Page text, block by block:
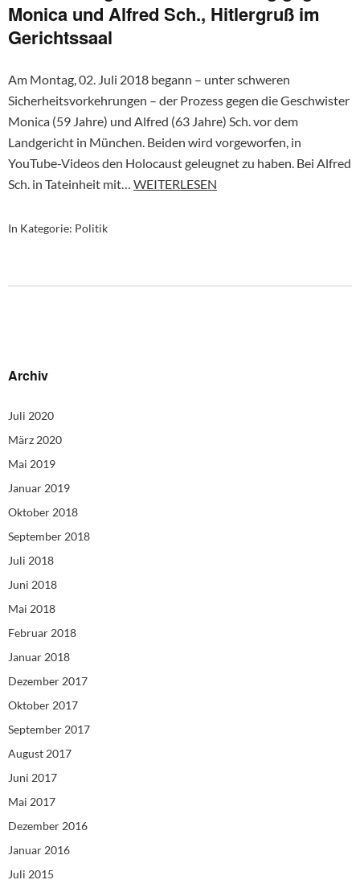
Monica und Alfred Sch., Hitlergruß im
Gerichtssaal
Am Montag, 02. Juli 2018 begann – unter schweren
Sicherheitsvorkehrungen – der Prozess gegen die Geschwister
Monica (59 Jahre) und Alfred (63 Jahre) Sch. vor dem
Landgericht in München. Beiden wird vorgeworfen, in
YouTube-Videos den Holocaust geleugnet zu haben. Bei Alfred
Sch. in Tateinheit mit… WEITERLESEN
In Kategorie: Politik
Archiv
Juli 2020
März 2020
Mai 2019
Januar 2019
Oktober 2018
September 2018
Juli 2018
Juni 2018
Mai 2018
Februar 2018
Januar 2018
Dezember 2017
Oktober 2017
September 2017
August 2017
Juni 2017
Mai 2017
Dezember 2016
Januar 2016
Juli 2015